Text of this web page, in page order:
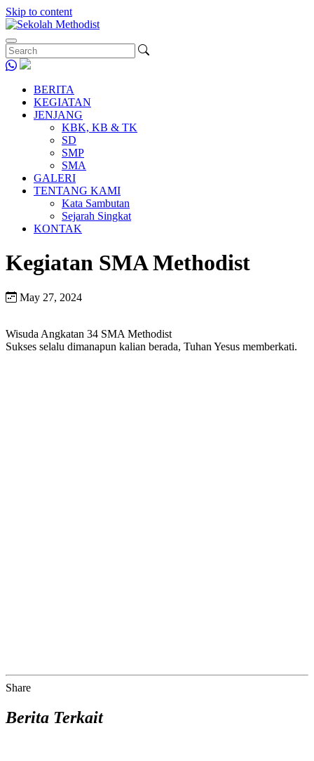
Skip to content
BERITA
KEGIATAN
JENJANG
KBK, KB & TK
SD
SMP
SMA
GALERI
TENTANG KAMI
Kata Sambutan
Sejarah Singkat
KONTAK
Kegiatan SMA Methodist
May 27, 2024
Wisuda Angkatan 34 SMA Methodist
Sukses selalu dimanapun kalian berada, Tuhan Yesus memberkati.
Share
Berita Terkait